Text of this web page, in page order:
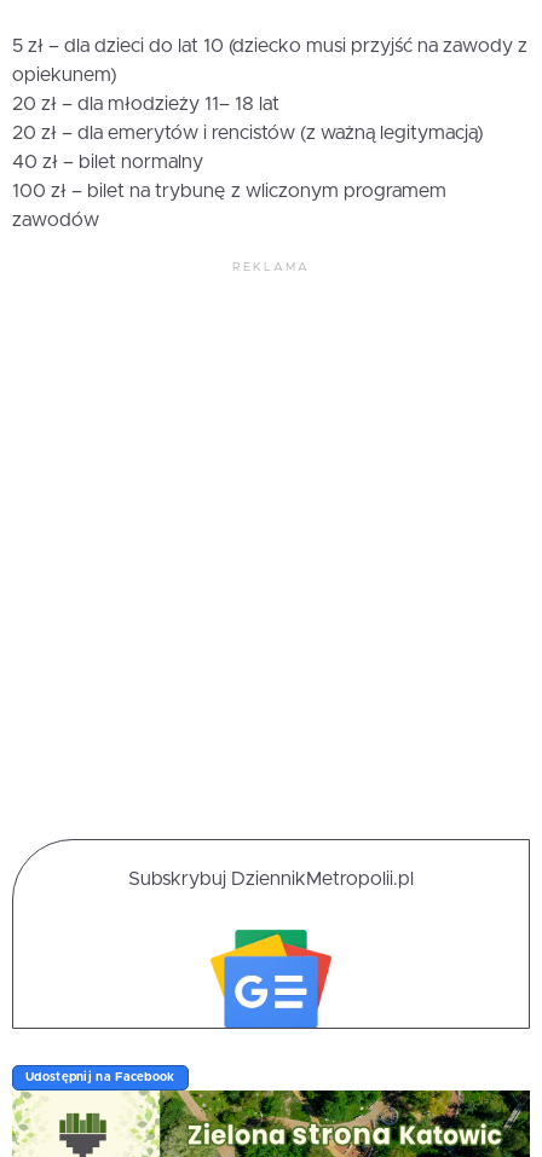
5 zł – dla dzieci do lat 10 (dziecko musi przyjść na zawody z
opiekunem)
20 zł – dla młodzieży 11– 18 lat
20 zł – dla emerytów i rencistów (z ważną legitymacją)
40 zł – bilet normalny
100 zł – bilet na trybunę z wliczonym programem
zawodów
REKLAMA
Subskrybuj DziennikMetropolii.pl
Udostępnij na Facebook